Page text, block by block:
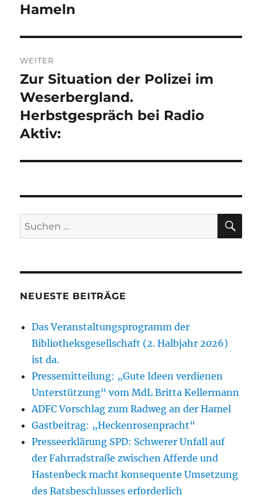
Hameln
WEITER
Nächster
Beitrag:
Zur Situation der Polizei im
Weserbergland.
Herbstgespräch bei Radio
Aktiv:
Suchen
nach:
NEUESTE BEITRÄGE
Das Veranstaltungsprogramm der
Bibliotheksgesellschaft (2. Halbjahr 2026)
ist da.
Pressemitteilung: „Gute Ideen verdienen
Unterstützung“ vom MdL Britta Kellermann
ADFC Vorschlag zum Radweg an der Hamel
Gastbeitrag: „Heckenrosenpracht“
Presseerklärung SPD: Schwerer Unfall auf
der Fahrradstraße zwischen Afferde und
Hastenbeck macht konsequente Umsetzung
des Ratsbeschlusses erforderlich